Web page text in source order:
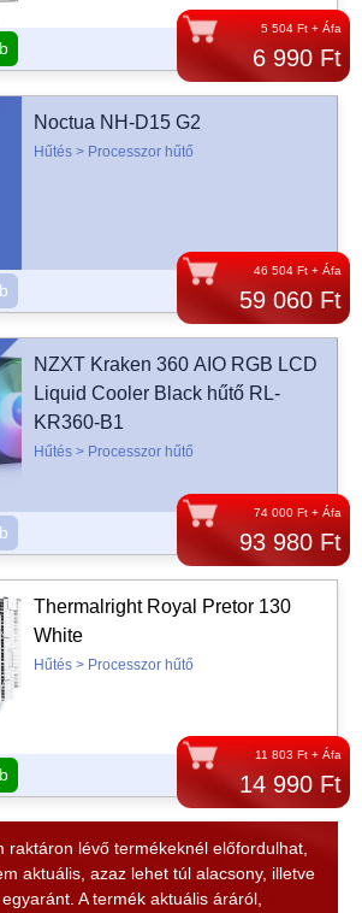
5 504 Ft + Áfa
6 990 Ft
46 504 Ft + Áfa
59 060 Ft
Noctua NH-D15 G2
Hűtés > Processzor hűtő
74 000 Ft + Áfa
93 980 Ft
NZXT Kraken 360 AIO RGB LCD
Liquid Cooler Black hűtő RL-
KR360-B1
Hűtés > Processzor hűtő
11 803 Ft + Áfa
14 990 Ft
Thermalright Royal Pretor 130
White
Hűtés > Processzor hűtő
raktáron lévő termékeknél előfordulhat,
aktuális, azaz lehet túl alacsony, illetve
A termék aktuális áráról,